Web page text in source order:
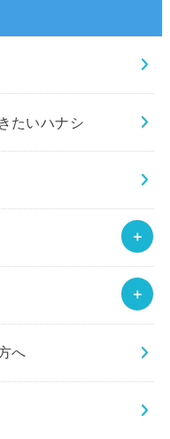
たいハナシ
へ